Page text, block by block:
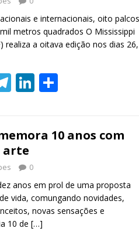
m n
e internacionais, oito palcos
metros quadrados O Mississippi
realiza a oitava edição nos dias 26,
T
el
gr
a
m
Li
n
e e
10 anos com
arte
0
anos em prol de uma proposta
vida, comungando novidades,
novas sensações e
10 de […]